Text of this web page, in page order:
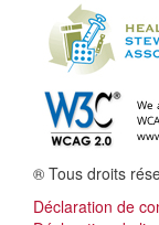
® Tous droits
Déclaration de